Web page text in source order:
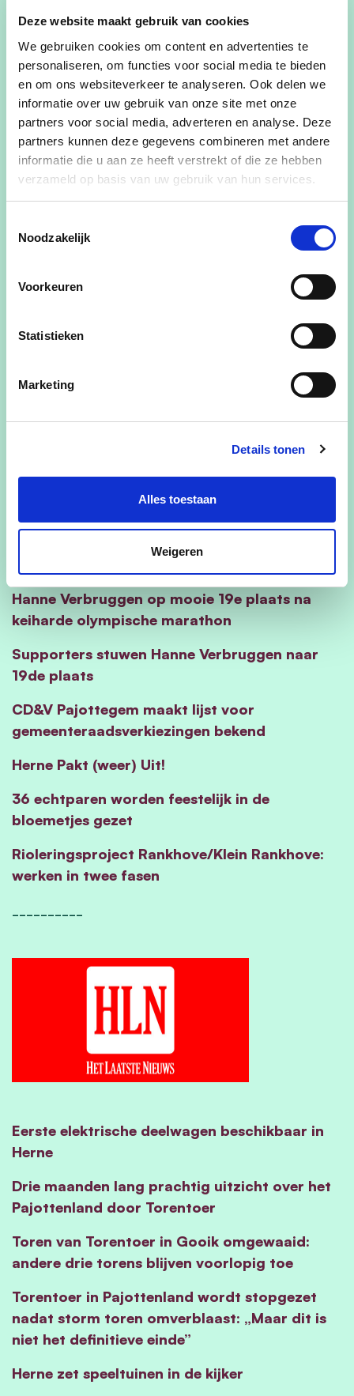
Deze website maakt gebruik van cookies
We gebruiken cookies om content en advertenties te
personaliseren, om functies voor social media te bieden
en om ons websiteverkeer te analyseren. Ook delen we
informatie over uw gebruik van onze site met onze
partners voor social media, adverteren en analyse. Deze
partners kunnen deze gegevens combineren met andere
informatie die u aan ze heeft verstrekt of die ze hebben
verzameld op basis van uw gebruik van hun services.
Noodzakelijk
Voorkeuren
Statistieken
Marketing
Details tonen
Alles toestaan
Weigeren
Torens van Torentoer alweer gesloten
Torentoer op pauze gezet
Torentoer in huidig concept stopgezet, maar,
...
Lokaal bestuur zet OPENBARE SPEELTUINEN IN
Torentoer Pajottenland wordt uitkijken naar
KF Sint-Pieters-Herleving en SPH Crescendo in
Kermisweekend in september
Receptie, banners en dubbeldekker vol
supporters voor Olympiër Hanne Verbruggen
Pajottenland helpt buren elkaar verdachte
zaken te melden
Met Memento krijgen baasjes gedenkplaats
voor hun overleden huisdieren
Hanne Verbruggen op mooie 19e plaats na
keiharde olympische marathon
Supporters stuwen Hanne Verbruggen naar
19de plaats
CD&V Pajottegem maakt lijst voor
gemeenteraadsverkiezingen bekend
Herne Pakt (weer) Uit!
36 echtparen worden feestelijk in de
bloemetjes gezet
Rioleringsproject Rankhove/Klein Rankhove:
werken in twee fasen
Eerste elektrische deelwagen beschikbaar in
Herne
Drie maanden lang prachtig uitzicht over het
Pajottenland door Torentoer
Toren van Torentoer in Gooik omgewaaid:
andere drie torens blijven voorlopig toe
Torentoer in Pajottenland wordt stopgezet
nadat storm toren omverblaast: „Maar dit is
niet het definitieve einde”
Herne zet speeltuinen in de kijker